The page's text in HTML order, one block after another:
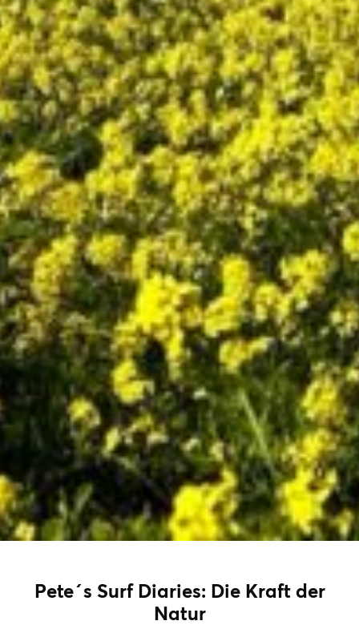
Pete´s Surf Diaries: Die Kraft der
Natur